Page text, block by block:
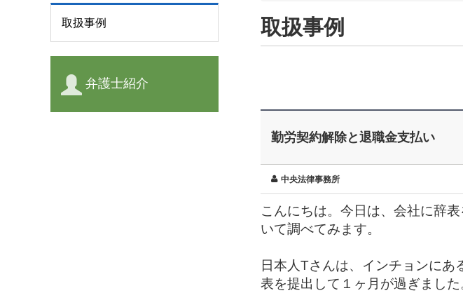
取扱事例
弁護士紹介
取扱事例
勤労契約解除と退職金支払い
中央法律事務所
こんにちは。今日は、会社に辞
いて調べてみます。
日本人Tさんは、インチョンに
表を提出して１ヶ月が過ぎまし